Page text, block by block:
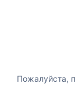
Пожалуйста,